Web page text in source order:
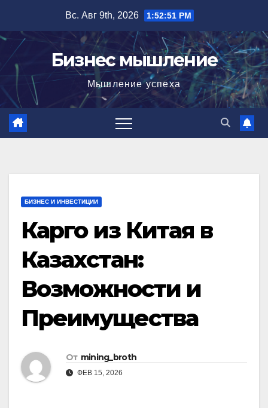
содержимому
Вс. Авг 9th, 2026 1:52:52 PM
Бизнес мышление
Мышление успеха
БИЗНЕС И ИНВЕСТИЦИИ
Карго из Китая в
Казахстан:
Возможности и
Преимущества
От mining_broth
ФЕВ 15, 2026